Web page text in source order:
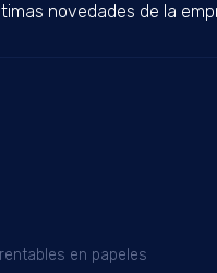
novedades de la
en papeles